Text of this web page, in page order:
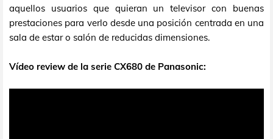
aquellos usuarios que quieran un televisor con buenas
prestaciones para verlo desde una posición centrada en una
sala de estar o salón de reducidas dimensiones.
Vídeo review de la serie CX680 de Panasonic: